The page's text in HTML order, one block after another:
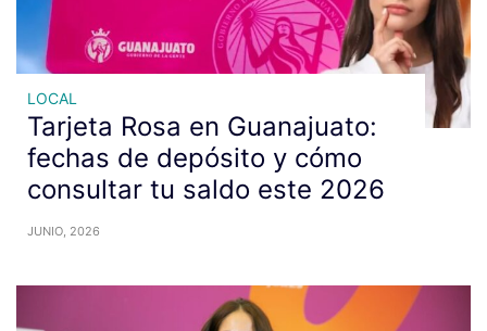
LOCAL
Tarjeta Rosa en Guanajuato:
fechas de depósito y cómo
consultar tu saldo este 2026
JUNIO, 2026